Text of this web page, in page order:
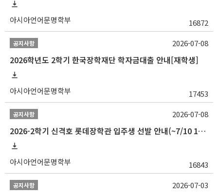
아시아언어문명학부 16872
공지사항
2026학년도 2학기 한국장학재단 학자금대출 안내[재학생]
아시아언어문명학부 17453
2026-07-08
공지사항
2026-2학기 신격호 롯데장학관 입주생 선발 안내(~7/10 10:00)
아시아언어문명학부 16843
2026-07-08
공지사항 2026-07-03